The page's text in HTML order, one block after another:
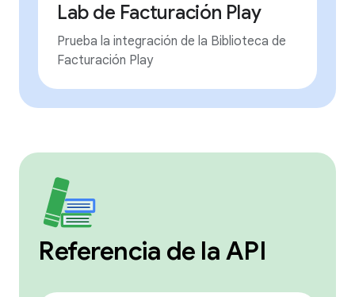
Lab de Facturación Play
Prueba la integración de la Biblioteca de
Facturación Play
Referencia de la API